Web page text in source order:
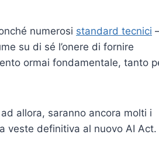
numerosi standard tecnici
su di sé l’onere di fornire
ormai fondamentale, tanto
allora, saranno ancora molti i
veste definitiva al nuovo AI Act.